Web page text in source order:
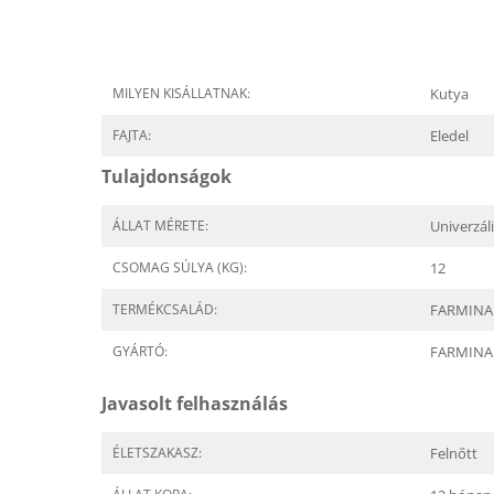
MILYEN KISÁLLATNAK: Kutya
FAJTA: Eledel
Tulajdonságok
ÁLLAT MÉRETE:
CSOMAG SÚLYA (KG): 12
TERMÉKCSALÁD:
GYÁRTÓ: FARMINA
Javasolt felhasználás
ÉLETSZAKASZ: Felnőtt